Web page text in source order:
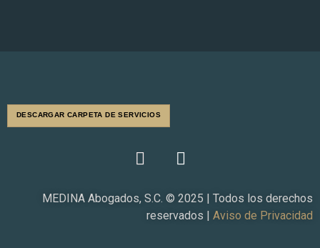
DESCARGAR CARPETA DE SERVICIOS
F
a
e
b
L
i
k
e
MEDINA Abogados, S.C. © 2025 | Todos los derechos
reservados | Aviso de Privacidad